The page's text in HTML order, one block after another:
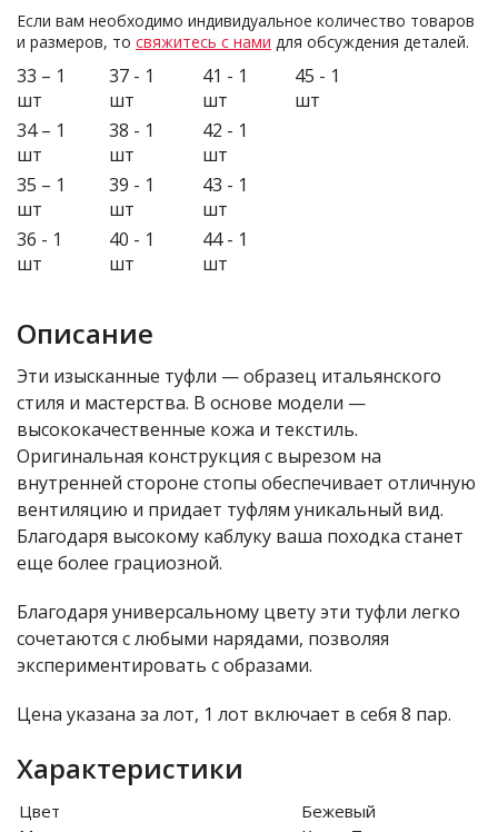
Если вам необходимо индивидуальное количество товаров
и размеров, то свяжитесь с нами для обсуждения деталей.
33 – 1
шт
34 – 1
шт
35 – 1
шт
36 - 1
шт
37 - 1
шт
38 - 1
шт
39 - 1
шт
40 - 1
шт
41 - 1
шт
42 - 1
шт
43 - 1
шт
44 - 1
шт
45 - 1
шт
Описание
Эти изысканные туфли — образец итальянского
стиля и мастерства. В основе модели —
высококачественные кожа и текстиль.
Оригинальная конструкция с вырезом на
внутренней стороне стопы обеспечивает отличную
вентиляцию и придает туфлям уникальный вид.
Благодаря высокому каблуку ваша походка станет
еще более грациозной.
Благодаря универсальному цвету эти туфли легко
сочетаются с любыми нарядами, позволяя
экспериментировать с образами.
Цена указана за лот, 1 лот включает в себя 8 пар.
Характеристики
Цвет
Бежевый